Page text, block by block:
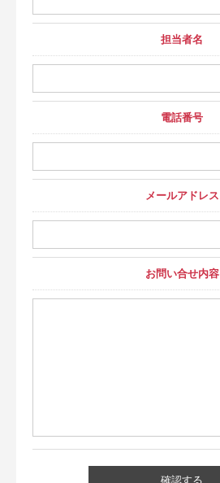
担当者名
電話番号
メールアドレス
お問い合せ内容